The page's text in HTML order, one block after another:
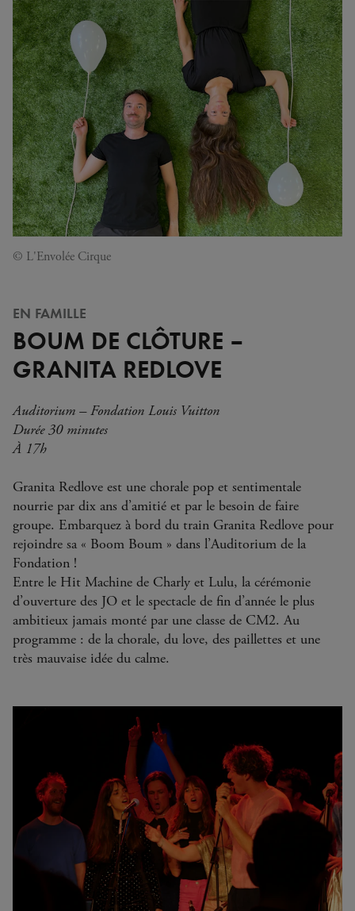
© L'Envolée Cirque
EN FAMILLE
BOUM DE CLÔTURE –
GRANITA REDLOVE
Auditorium – Fondation Louis Vuitton
Durée 30 minutes
À 17h
Granita Redlove est une chorale pop et sentimentale
nourrie par dix ans d’amitié et par le besoin de faire
groupe. Embarquez à bord du train Granita Redlove pour
rejoindre sa « Boom Boum » dans l’Auditorium de la
Fondation !
Entre le Hit Machine de Charly et Lulu, la cérémonie
d’ouverture des JO et le spectacle de fin d’année le plus
ambitieux jamais monté par une classe de CM2. Au
programme : de la chorale, du love, des paillettes et une
très mauvaise idée du calme.